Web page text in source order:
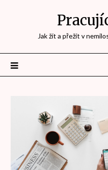
Jak žít a přežít v